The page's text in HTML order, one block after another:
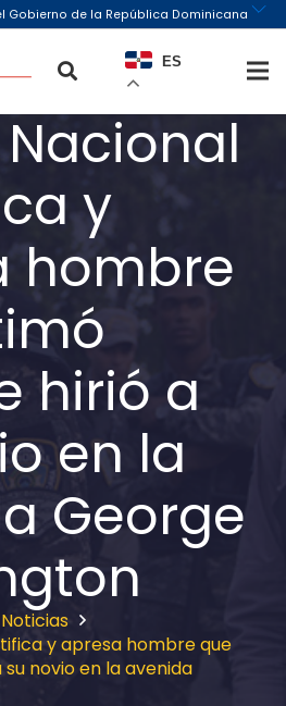
ES
y
hombre
hirió a
en la
George
Noticias
y apresa hombre que
novio en la avenida